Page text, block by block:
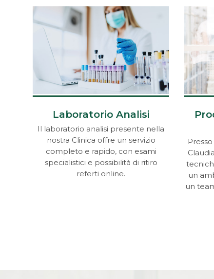
Laboratorio Analisi
Il laboratorio analisi presente nella
nostra Clinica offre un servizio
completo e rapido, con esami
specialistici e possibilità di ritiro
referti online.
un
un